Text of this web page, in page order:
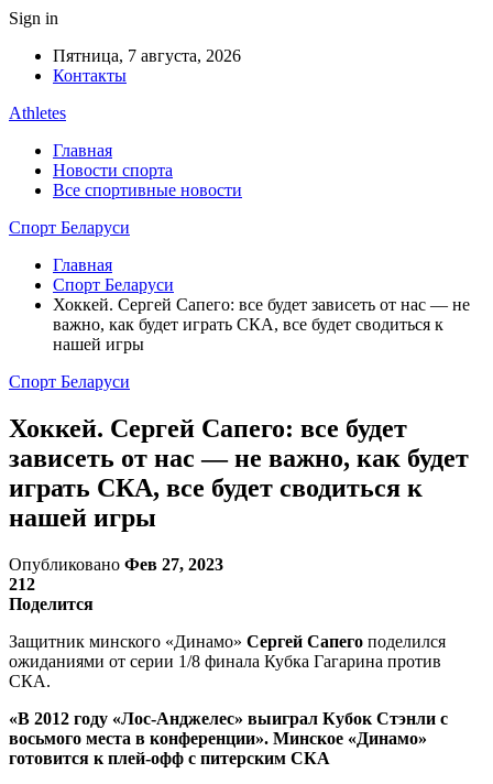
Sign in
Пятница, 7 августа, 2026
Контакты
Athletes
Главная
Новости спорта
Все спортивные новости
Спорт Беларуси
Главная
Спорт Беларуси
Хоккей. Сергей Сапего: все будет зависеть от нас — не
важно, как будет играть СКА, все будет сводиться к
нашей игры
Спорт Беларуси
Хоккей. Сергей Сапего: все будет
зависеть от нас — не важно, как будет
играть СКА, все будет сводиться к
нашей игры
Опубликовано Фев 27, 2023
212
Поделится
Защитник минского «Динамо» Сергей Сапего поделился
ожиданиями от серии 1/8 финала Кубка Гагарина против
СКА.
«В 2012 году «Лос-Анджелес» выиграл Кубок Стэнли с
восьмого места в конференции». Минское «Динамо»
готовится к плей-офф с питерским СКА